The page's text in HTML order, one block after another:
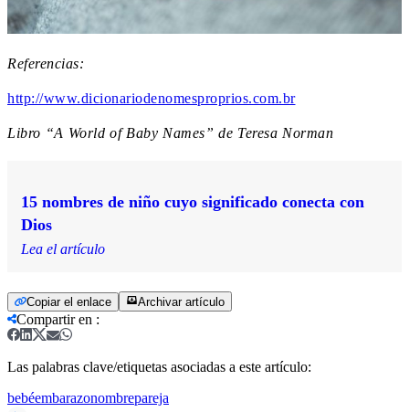
Referencias:
http://www.dicionariodenomesproprios.com.br
Libro “A World of Baby Names” de Teresa Norman
15 nombres de niño cuyo significado conecta con
Dios
Lea el artículo
Copiar el enlace Archivar artículo
Compartir en :
Las palabras clave/etiquetas asociadas a este artículo:
bebéembarazonombrepareja